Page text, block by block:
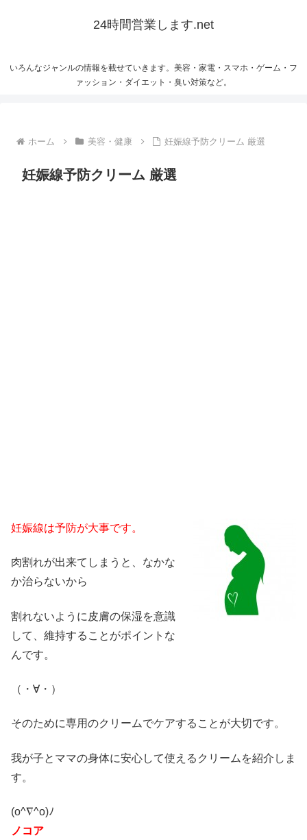
24時間営業します.net
いろんなジャンルの情報を載せていきます。美容・家電・スマホ・ゲーム・フ
ァッション・ダイエット・臭い対策など。
ホーム 美容・健康 妊娠線予防クリーム 厳選
妊娠線予防クリーム 厳選
妊娠線は予防が大事です。
肉割れが出来てしまうと、なかな
か治らないから
割れないように皮膚の保湿を意識
して、維持することがポイントな
んです。
（・∀・）
そのために専用のクリームでケアすることが大切です。
我が子とママの身体に安心して使えるクリームを紹介しま
す。
(o^∇^o)ﾉ
ノコア